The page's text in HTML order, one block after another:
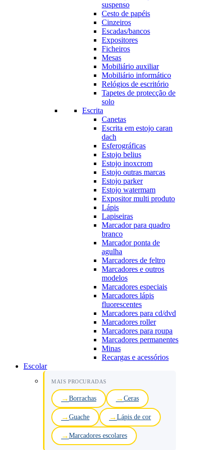
suspenso
Cesto de papéis
Cinzeiros
Escadas/bancos
Expositores
Ficheiros
Mesas
Mobiliário auxiliar
Mobiliário informático
Relógios de escritório
Tapetes de protecção de
solo
Escrita
Canetas
Escrita em estojo caran
dach
Esferográficas
Estojo belius
Estojo inoxcrom
Estojo outras marcas
Estojo parker
Estojo watermam
Expositor multi produto
Lápis
Lapiseiras
Marcador para quadro
branco
Marcador ponta de
agulha
Marcadores de feltro
Marcadores e outros
modelos
Marcadores especiais
Marcadores lápis
fluorescentes
Marcadores para cd/dvd
Marcadores roller
Marcadores para roupa
Marcadores permanentes
Minas
Recargas e acessórios
Escolar
MAIS PROCURADAS
Borrachas Ceras
Guache Lápis de cor
Marcadores escolares